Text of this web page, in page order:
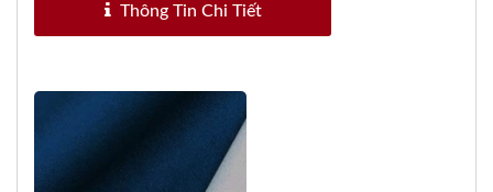
Thông Tin Chi Tiết